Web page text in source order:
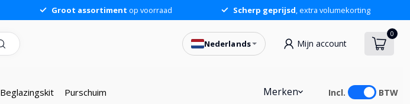
Groot assortiment op voorraad Scherp geprijsd, extra volumekorting
Nederlands Mijn account
0
Beglazingskit Purschuim Merken Incl. BTW